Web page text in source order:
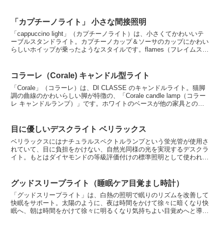
「カプチーノライト」 小さな間接照明
「cappuccino light」（カプチーノライト）は、小さくてかわいいテ
ーブルスタンドライト。カプチーノカップ＆ソーサのカップにかわい
らしいホイップが乗ったようなスタイルです。flames（フレイムス）
コラーレ（Corale) キャンドル型ライト
「Corale」（コラーレ）は、DI CLASSE のキャンドルライト。猫脚
調の曲線のかわいらしい脚が特徴の、「Corale candle lamp（コラー
レ キャンドルランプ）」です。ホワイトのベースが他の家具との相
目に優しいデスクライト ベリラックス
ベリラックスにはナチュラルスペクトルランプという蛍光管が使用さ
れていて、目に負担をかけない、自然光同様の光を実現するデスクラ
イト。もとはダイヤモンドの等級評価付けの標準照明として使われて
グッドスリープライト（睡眠ケア目覚まし時計）
「グッドスリープライト」は、白熱の照明で眠りのリズムを改善して
快眠をサポート。太陽のように、夜は時間をかけて徐々に暗くなり快
眠へ、朝は時間をかけて徐々に明るくなり気持ちよい目覚めへと導き